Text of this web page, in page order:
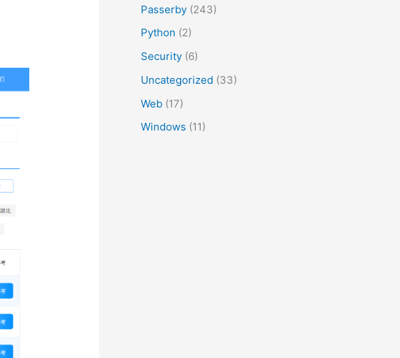
Passerby (243)
Python (2)
Security (6)
Uncategorized (33)
Web (17)
Windows (11)